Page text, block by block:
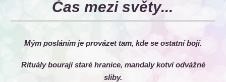
Čas mezi světy...
Mým posláním je provázet tam, kde se ostatní bojí.
Rituály bourají staré hranice, mandaly kotví odvážné
sliby.